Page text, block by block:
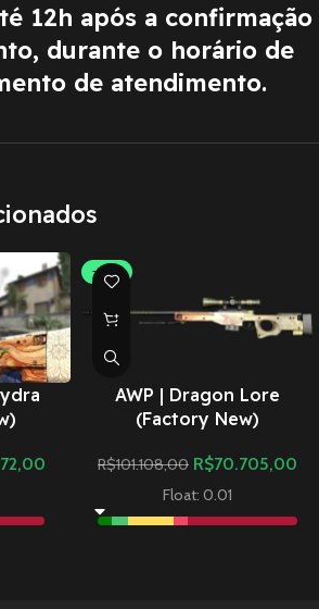
12h após a confirmação
durante o horário de
de atendimento.
-30%
AWP | Dragon Lore
(Factory New)
R$101.108,00 R$70.705,00
Float: 0.01